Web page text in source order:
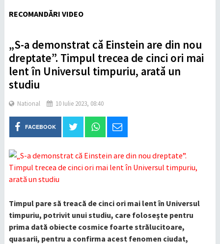
RECOMANDĂRI VIDEO
„S-a demonstrat că Einstein are din nou
dreptate”. Timpul trecea de cinci ori mai
lent în Universul timpuriu, arată un
studiu
National 10 Iulie 2023, 08:40
FACEBOOK
Timpul pare să treacă de cinci ori mai lent în Universul
timpuriu, potrivit unui studiu, care foloseşte pentru
prima dată obiecte cosmice foarte strălucitoare,
quasarii, pentru a confirma acest fenomen ciudat,